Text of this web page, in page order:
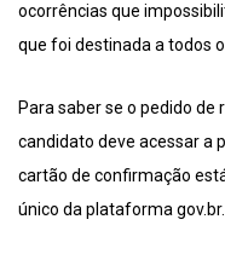
ocorrências que
que foi destinada a todos
Para saber se o pedido de
candidato deve acessar a
cartão de confirmação
único da plataforma gov.br.